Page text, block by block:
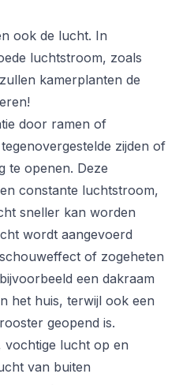
ook de lucht. In
luchtstroom, zoals
kamerplanten de
door ramen of
zijden of
te openen. Deze
constante luchtstroom,
sneller kan worden
wordt aangevoerd
of zogeheten
een dakraam
het huis, terwijl ook een
geopend is.
vochtige lucht op en
van buiten